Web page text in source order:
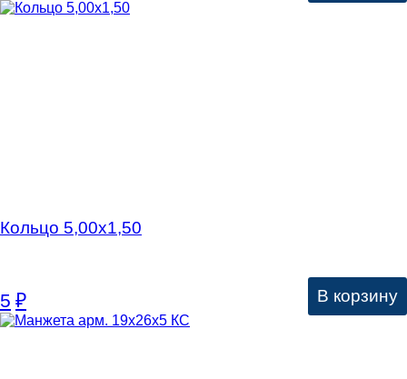
Кольцо 5,00х1,50
5 ₽ В корзину